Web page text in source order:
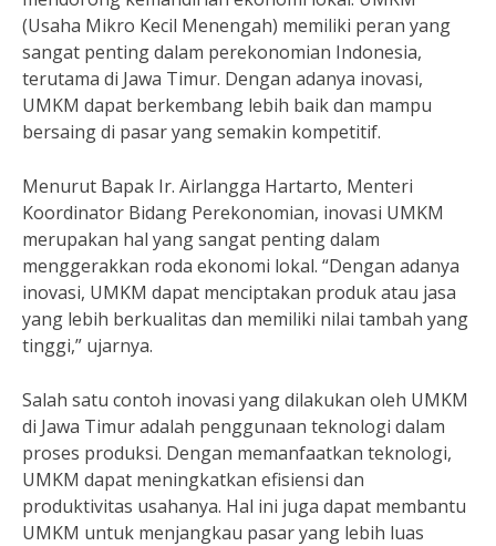
(Usaha Mikro Kecil Menengah) memiliki peran yang
sangat penting dalam perekonomian Indonesia,
terutama di Jawa Timur. Dengan adanya inovasi,
UMKM dapat berkembang lebih baik dan mampu
bersaing di pasar yang semakin kompetitif.
Menurut Bapak Ir. Airlangga Hartarto, Menteri
Koordinator Bidang Perekonomian, inovasi UMKM
merupakan hal yang sangat penting dalam
menggerakkan roda ekonomi lokal. “Dengan adanya
inovasi, UMKM dapat menciptakan produk atau jasa
yang lebih berkualitas dan memiliki nilai tambah yang
tinggi,” ujarnya.
Salah satu contoh inovasi yang dilakukan oleh UMKM
di Jawa Timur adalah penggunaan teknologi dalam
proses produksi. Dengan memanfaatkan teknologi,
UMKM dapat meningkatkan efisiensi dan
produktivitas usahanya. Hal ini juga dapat membantu
UMKM untuk menjangkau pasar yang lebih luas